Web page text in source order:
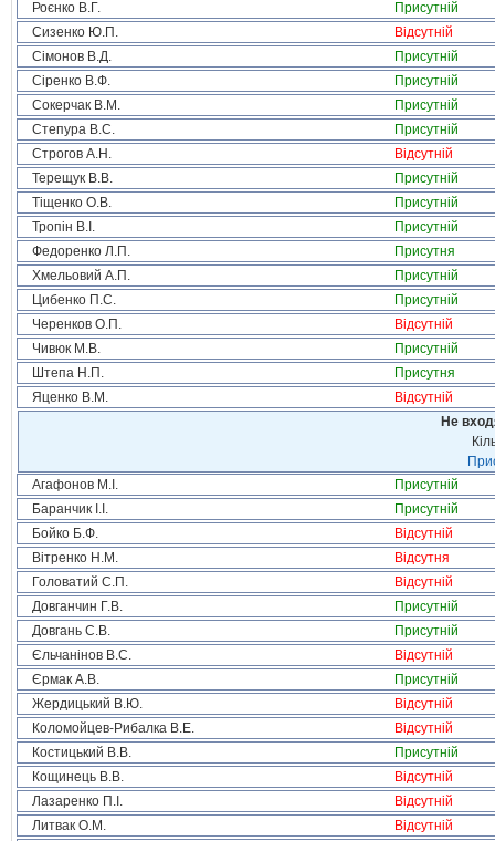
Роєнко В.Г.
Присутній
Сизенко Ю.П.
Відсутній
Сімонов В.Д.
Присутній
Сіренко В.Ф.
Присутній
Сокерчак В.М.
Присутній
Степура В.С.
Присутній
Строгов А.Н.
Відсутній
Терещук В.В.
Присутній
Тіщенко О.В.
Присутній
Тропін В.І.
Присутній
Федоренко Л.П.
Присутня
Хмельовий А.П.
Присутній
Цибенко П.С.
Присутній
Черенков О.П.
Відсутній
Чивюк М.В.
Присутній
Штепа Н.П.
Присутня
Яценко В.М.
Відсутній
Не
Агафонов М.І.
Присутній
Баранчик І.І.
Присутній
Бойко Б.Ф.
Відсутній
Вітренко Н.М.
Відсутня
Головатий С.П.
Відсутній
Довганчин Г.В.
Присутній
Довгань С.В.
Присутній
Єльчанінов В.С.
Відсутній
Єрмак А.В.
Присутній
Жердицький В.Ю.
Відсутній
Коломойцев-Рибалка В.Е.
Відсутній
Костицький В.В.
Присутній
Кощинець В.В.
Відсутній
Лазаренко П.І.
Відсутній
Литвак О.М.
Відсутній